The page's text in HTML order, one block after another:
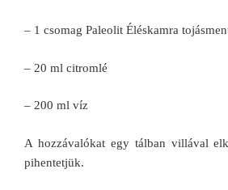
– 1 csomag Paleolit Éléskamra
– 20 ml citromlé
– 200 ml víz
A hozzávalókat egy tálban villával
pihentetjük.